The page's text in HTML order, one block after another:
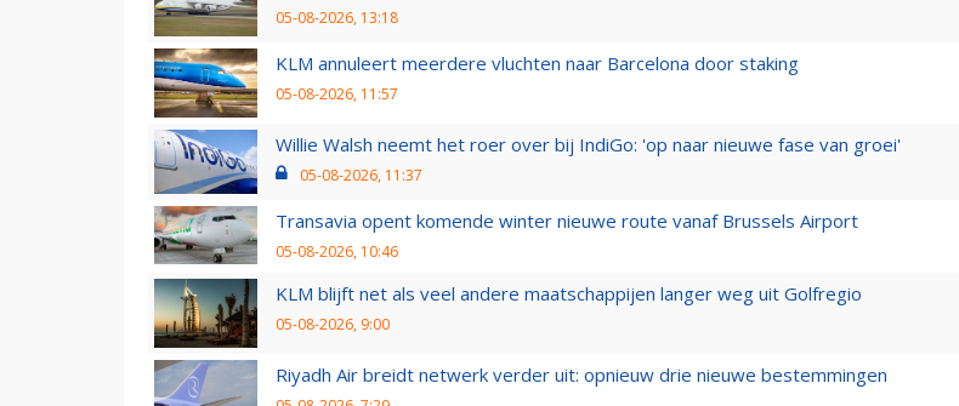
05-08-2026, 13:18
KLM annuleert meerdere vluchten naar Barcelona door staking
05-08-2026, 11:57
Willie Walsh neemt het roer over bij IndiGo: 'op naar nieuwe fase van groei'
05-08-2026, 11:37
Transavia opent komende winter nieuwe route vanaf Brussels Airport
05-08-2026, 10:46
KLM blijft net als veel andere maatschappijen langer weg uit Golfregio
05-08-2026, 9:00
Riyadh Air breidt netwerk verder uit: opnieuw drie nieuwe bestemmingen